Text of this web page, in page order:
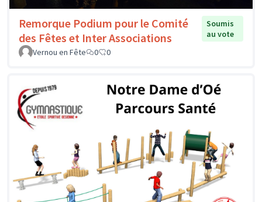
Remorque Podium pour le Comité
des Fêtes et Inter Associations
Soumis
au vote
Vernou en Fête
0 0